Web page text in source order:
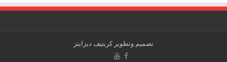
تصميم وتطويركريتيف ديزاينز